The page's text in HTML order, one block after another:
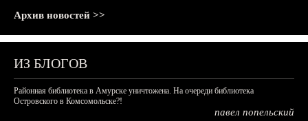
Архив новостей >>
ИЗ БЛОГОВ
Районная библиотека в Амурске уничтожена. На очереди библиотека
Островского в Комсомольске?!
павел попельский